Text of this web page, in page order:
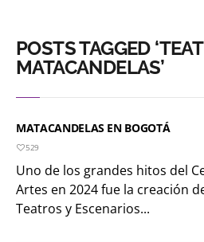
POSTS TAGGED
MATACANDELAS’
MATACANDELAS EN BOGOTÁ
529
Uno de los grandes hitos del
Artes en 2024 fue la creación
Teatros y Escenarios...